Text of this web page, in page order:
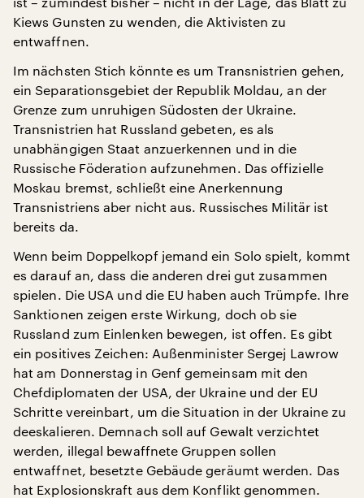
Kiews Gunsten zu wenden, die Aktivisten zu
entwaffnen.
Im nächsten Stich könnte es um Transnistrien gehen,
ein Separationsgebiet der Republik Moldau, an der
Grenze zum unruhigen Südosten der Ukraine.
Transnistrien hat Russland gebeten, es als
unabhängigen Staat anzuerkennen und in die
Russische Föderation aufzunehmen. Das offizielle
Moskau bremst, schließt eine Anerkennung
Transnistriens aber nicht aus. Russisches Militär ist
bereits da.
Wenn beim Doppelkopf jemand ein Solo spielt, kommt
es darauf an, dass die anderen drei gut zusammen
spielen. Die USA und die EU haben auch Trümpfe. Ihre
Sanktionen zeigen erste Wirkung, doch ob sie
Russland zum Einlenken bewegen, ist offen. Es gibt
ein positives Zeichen: Außenminister Sergej Lawrow
hat am Donnerstag in Genf gemeinsam mit den
Chefdiplomaten der USA, der Ukraine und der EU
Schritte vereinbart, um die Situation in der Ukraine zu
deeskalieren. Demnach soll auf Gewalt verzichtet
werden, illegal bewaffnete Gruppen sollen
entwaffnet, besetzte Gebäude geräumt werden. Das
hat Explosionskraft aus dem Konflikt genommen.